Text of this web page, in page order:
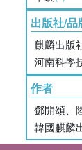
出版社/品
麒麟出版
河南科學
作者
鄧開頌、
韓國麒麟